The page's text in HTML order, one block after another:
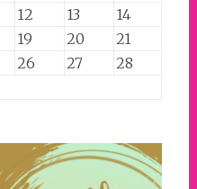
12 13
14
19 20
21
26 27
28